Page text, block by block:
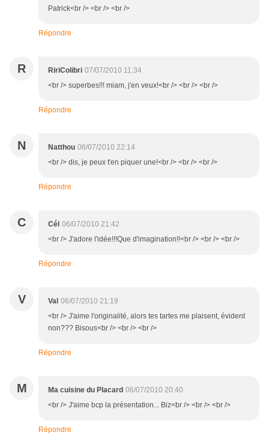
Patrick<br /> <br /> <br />
Répondre
R RiriColibri 07/07/2010 11:34
<br /> superbes!!! miam, j'en veux!<br /> <br /> <br />
Répondre
N Natthou 06/07/2010 22:14
<br /> dis, je peux t'en piquer une!<br /> <br /> <br />
Répondre
C Cél 06/07/2010 21:42
<br /> J'adore l'idée!!!Que d'imagination!!<br /> <br /> <br />
Répondre
V Val 06/07/2010 21:19
<br /> J'aime l'originalité, alors tes tartes me plaisent, évident
non??? Bisous<br /> <br /> <br />
Répondre
M Ma cuisine du Placard 06/07/2010 20:40
<br /> J'aime bcp la présentation... Biz<br /> <br /> <br />
Répondre